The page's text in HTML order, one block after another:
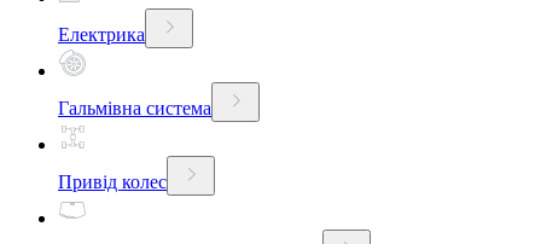
Електрика
Гальмівна система
Привід колес